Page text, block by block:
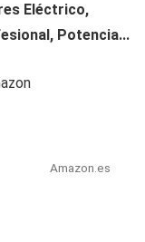
Eléctrico,
Potencia...
Amazon.es